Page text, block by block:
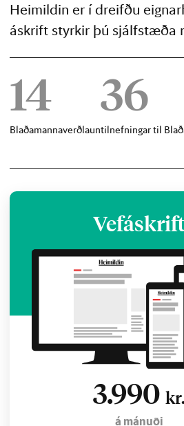
Heimildin er í dreifðu
áskrift styrkir þú sjálfstæða
14
Blaðamannaverðlaun
36
tilnefningar til
3.990 kr.
á mánuði